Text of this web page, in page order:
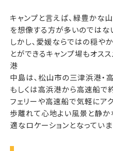
キャンプと言えば、緑豊かな
を想像する方が多いのではな
しかし、愛媛ならではの穏や
とができるキャンプ場もオスス
港
中島は、松山市の三津浜港・
もしくは高浜港から高速船で
フェリーや高速船で気軽にア
歩離れて心地よい風景と静
適なロケーションとなっていま